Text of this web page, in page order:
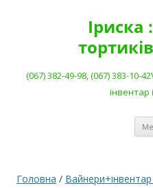
Іриска
(067) 382-49-98, (067) 383-10-
інвентар
Головна / Вайнери+інвентар